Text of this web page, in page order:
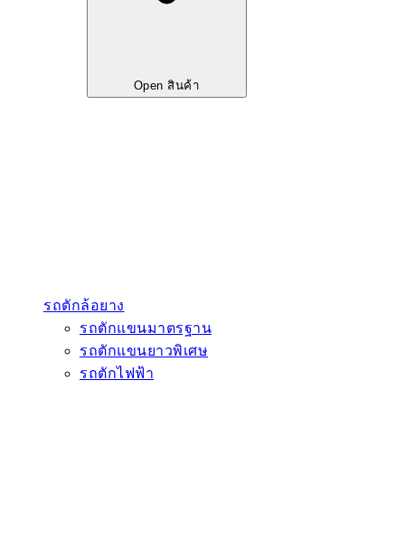
Open สินค้า
รถตักล้อยาง
รถตักแขนมาตรฐาน
รถตักแขนยาวพิเศษ
รถตักไฟฟ้า